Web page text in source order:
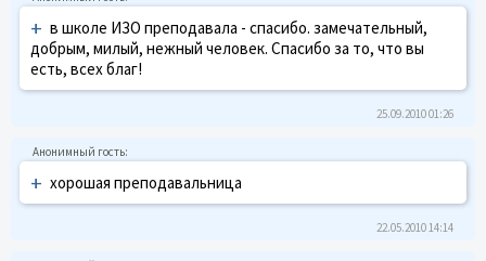
+ в школе ИЗО преподавала - спасибо. замечательный,
добрым, милый, нежный человек. Спасибо за то, что вы
есть, всех благ!
25.09.2010 01:26
+ хорошая преподавальница
22.05.2010 14:14